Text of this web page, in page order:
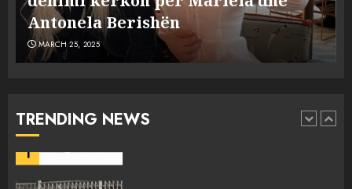
plagosën!
MARCH 25, 2025
TRENDING NEWS
MARCH 25, 2025
1
Punonjësja e UKT akuzon
pasuri të pajustifikuar